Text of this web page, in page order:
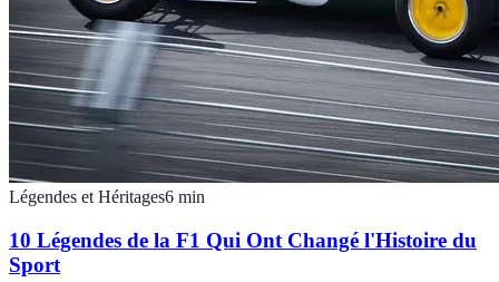
Légendes et Héritages6 min
10 Légendes de la F1 Qui Ont Changé l'Histoire du
Sport